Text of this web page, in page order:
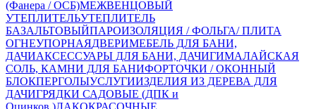
(Фанера / ОСБ)МЕЖВЕНЦОВЫЙ
УТЕПЛИТЕЛЬУТЕПЛИТЕЛЬ
БАЗАЛЬТОВЫЙПАРОИЗОЛЯЦИЯ / ФОЛЬГА/ ПЛИТА
ОГНЕУПОРНАЯДВЕРИМЕБЕЛЬ ДЛЯ БАНИ,
ДАЧИАКСЕССУАРЫ ДЛЯ БАНИ, ДАЧИГИМАЛАЙСКАЯ
СОЛЬ, КАМНИ ДЛЯ БАНИФОРТОЧКИ / ОКОННЫЙ
БЛОКПЕРГОЛЫУСЛУГИИЗДЕЛИЯ ИЗ ДЕРЕВА ДЛЯ
ДАЧИГРЯДКИ САДОВЫЕ (ДПК и
Оцинков.)ЛАКОКРАСОЧНЫЕ